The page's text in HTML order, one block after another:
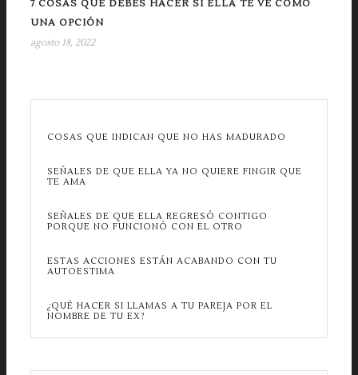
7 COSAS QUE DEBES HACER SI ELLA TE VE COMO
UNA OPCIÓN
agosto 18, 2022
COSAS QUE INDICAN QUE NO HAS MADURADO
SEÑALES DE QUE ELLA YA NO QUIERE FINGIR QUE
TE AMA
SEÑALES DE QUE ELLA REGRESÓ CONTIGO
PORQUE NO FUNCIONÓ CON EL OTRO
ESTAS ACCIONES ESTÁN ACABANDO CON TU
AUTOESTIMA
¿QUÉ HACER SI LLAMAS A TU PAREJA POR EL
NOMBRE DE TU EX?